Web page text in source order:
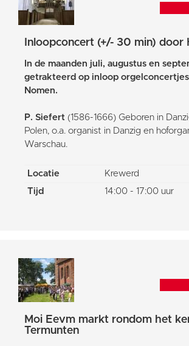
Inloopconcert (+/- 30 min) door
In de maanden juli, augustus en
getrakteerd op inloop orgelconcertjes
Nomen.
P. Siefert (1586-1666) Geboren in
Polen, o.a. organist in Danzig en
Warschau.
Locatie
Krewerd
Tijd
14:00 - 17:00 uur
Moi Eevm markt rondom het
Termunten